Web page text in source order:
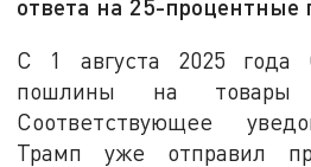
ответа на 25-
С 1 августа 2025
пошлины на товары
Соответствующее
Трамп уже отправил